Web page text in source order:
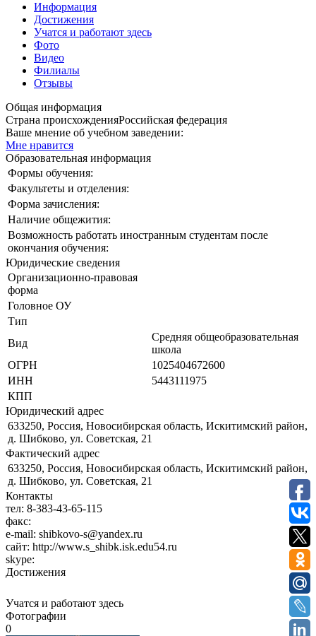
Информация
Достижения
Учатся и работают здесь
Фото
Видео
Филиалы
Отзывы
Общая информация
Страна происхожденияРоссийская федерация
Ваше мнение об учебном заведении:
Мне нравится
Образовательная информация
Формы обучения:
Факультеты и отделения:
Форма зачисления:
Наличие общежития:
Возможность работать иностранным студентам после
окончания обучения:
Юридические сведения
Организационно-правовая
форма
Головное ОУ
Тип
Вид
Средняя общеобразовательная
школа
ОГРН
1025404672600
ИНН
5443111975
КПП
Юридический адрес
633250, Россия, Новосибирская область, Искитимский район,
д. Шибково, ул. Советская, 21
Фактический адрес
633250, Россия, Новосибирская область, Искитимский район,
д. Шибково, ул. Советская, 21
Контакты
тел: 8-383-43-65-115
факс:
e-mail: shibkovo-s@yandex.ru
сайт: http://www.s_shibk.isk.edu54.ru
skype:
Достижения
Учатся и работают здесь
Фотографии
0